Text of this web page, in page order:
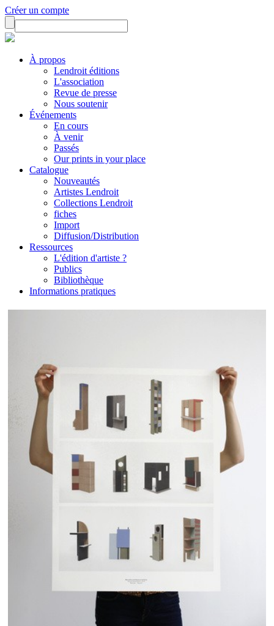
Créer un compte
À propos
Lendroit éditions
L'association
Revue de presse
Nous soutenir
Événements
En cours
À venir
Passés
Our prints in your place
Catalogue
Nouveautés
Artistes Lendroit
Collections Lendroit
fiches
Import
Diffusion/Distribution
Ressources
L'édition d'artiste ?
Publics
Bibliothèque
Informations pratiques